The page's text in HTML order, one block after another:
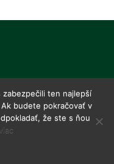
zabezpečili ten najlepší
budete pokračovať v
že ste s ňou